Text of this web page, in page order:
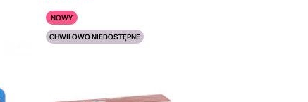
NOWY
CHWILOWO NIEDOSTĘPNE